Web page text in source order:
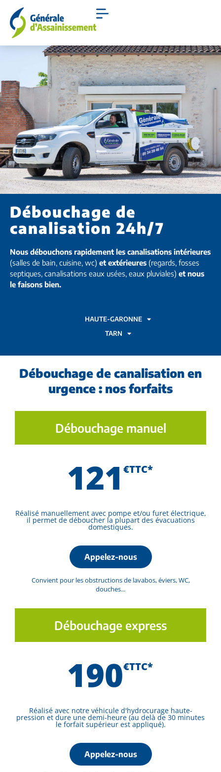
Débouchage de
canalisation 24h/7
Nous débouchons rapidement les canalisations intérieures
(salles de bain, cuisine, wc) et extérieures (regards, fosses
septiques, canalisations eaux usées, eaux pluviales) et nous
le faisons bien.
HAUTE-GARONNE
TARN
Débouchage de canalisation en
urgence : nos forfaits
Débouchage manuel
121 €TTC*
Réalisé manuellement avec pompe et/ou furet électrique,
il permet de déboucher la plupart des évacuations
domestiques.
Appelez-nous
Convient pour les obstructions de lavabos, éviers, WC,
douches...
Débouchage express
190€TTC*
Réalisé avec notre véhicule d'hydrocurage haute-
pression et dure une demi-heure (au delà de 30 minutes
le forfait supérieur est appliqué).
Appelez-nous